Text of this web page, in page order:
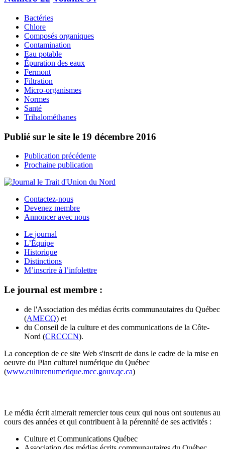
Bactéries
Chlore
Composés organiques
Contamination
Eau potable
Épuration des eaux
Fermont
Filtration
Micro-organismes
Normes
Santé
Trihalométhanes
Publié sur le site le 19 décembre 2016
Publication précédente
Prochaine publication
Contactez-nous
Devenez membre
Annoncer avec nous
Le journal
L’Équipe
Historique
Distinctions
M’inscrire à l’infolettre
Le journal est membre :
de l'Association des médias écrits communautaires du Québec
(AMECQ) et
du Conseil de la culture et des communications de la Côte-
Nord (CRCCCN).
La conception de ce site Web s'inscrit de dans le cadre de la mise en
oeuvre du Plan culturel numérique du Québec
(www.culturenumerique.mcc.gouv.qc.ca)
Le média écrit aimerait remercier tous ceux qui nous ont soutenus au
cours des années et qui contribuent à la pérennité de ses activités :
Culture et Communications Québec